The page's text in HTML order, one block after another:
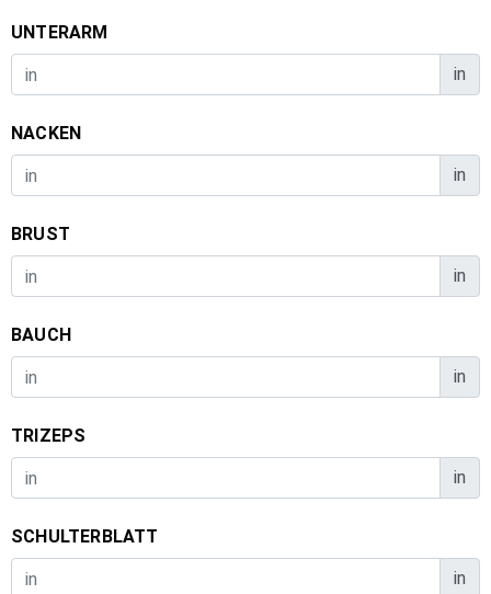
UNTERARM
in
NACKEN
in
BRUST
in
BAUCH
in
TRIZEPS
in
SCHULTERBLATT
in